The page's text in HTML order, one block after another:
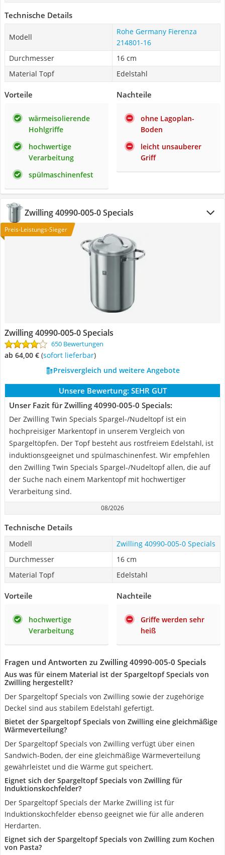
Technische Details
Modell
Rohe Germany Fierenza
214801-16
Durchmesser
16 cm
Material Topf
Edelstahl
Vorteile
wärmeisolierende
Hohlgriffe
hochwertige
Verarbeitung
spülmaschinenfest
Nachteile
ohne Lagoplan-
Boden
leicht unsauberer
Griff
Zwilling 40990-005-0 Specials
Preis-Leistungs-Sieger
Zwilling 40990-005-0 Specials
650 Bewertungen
ab 64,00 € ( Sofort lieferbar)
Preisvergleich und weitere Angebote
Unsere Bewertung: SEHR GUT
Unser Fazit für Zwilling 40990-005-0 Specials:
Der Zwilling Twin Specials Spargel-/Nudeltopf ist ein
hochpreisiger Markentopf in unserem Vergleich von
Spargeltöpfen. Der Topf besteht aus rostfreiem Edelstahl, ist
induktionsgeeignet und spülmaschinenfest. Wir empfehlen
den Zwilling Twin Specials Spargel-/Nudeltopf allen, die auf
der Suche nach einem Markentopf mit hochwertiger
Verarbeitung sind.
08/2026
Technische Details
Modell
Zwilling 40990-005-0 Specials
Durchmesser
16 cm
Material Topf
Edelstahl
Vorteile
hochwertige
Verarbeitung
Nachteile
Griffe werden sehr
heiß
Fragen und Antworten zu Zwilling 40990-005-0 Specials
Aus was für einem Material ist der Spargeltopf Specials von
Zwilling hergestellt?
Der Spargeltopf Specials von Zwilling sowie der zugehörige
Deckel sind aus stabilem Edelstahl gefertigt.
Bietet der Spargeltopf Specials von Zwilling eine gleichmäßige
Wärmeverteilung?
Der Spargeltopf Specials von Zwilling verfügt über einen
Sandwich-Boden, der eine gleichmäßige Wärmeverteilung
gewährleistet und die Wärme gut speichert.
Eignet sich der Spargeltopf Specials von Zwilling für
Induktionskochfelder?
Der Spargeltopf Specials der Marke Zwilling ist für
Induktionskochfelder ebenso geeignet wie für alle anderen
Herdarten.
Eignet sich der Spargeltopf Specials von Zwilling zum Kochen
von Pasta?